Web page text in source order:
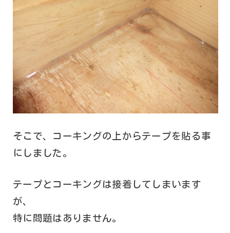
そこで、コーキングの上からテープを貼る事
にしました。
テープとコーキングは接着してしまいます
が、
特に問題はありません。